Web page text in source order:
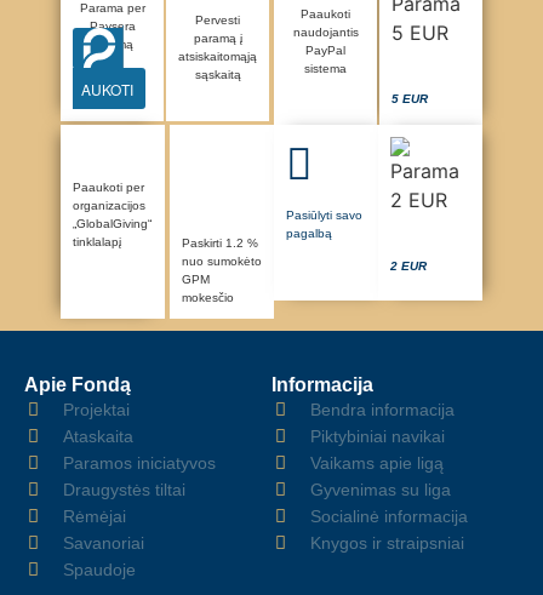
Parama per
Paysera
sistemą
AUKOTI
Pervesti
paramą į
atsiskaitomąją
sąskaitą
Paaukoti
naudojantis
PayPal
sistema
5 EUR
Paaukoti per
organizacijos
„GlobalGiving“
tinklalapį
Paskirti 1.2 %
nuo sumokėto
GPM
mokesčio
Pasiūlyti savo
pagalbą
2 EUR
Apie Fondą
Projektai
Ataskaita
Paramos iniciatyvos
Draugystės tiltai
Rėmėjai
Savanoriai
Spaudoje
Informacija
Bendra informacija
Piktybiniai navikai
Vaikams apie ligą
Gyvenimas su liga
Socialinė informacija
Knygos ir straipsniai